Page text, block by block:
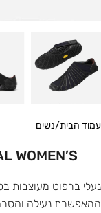
עמוד הבית/נשים
WOMEN’S
נעלי ברפוט מעוצבות
המאפשרת נעילה